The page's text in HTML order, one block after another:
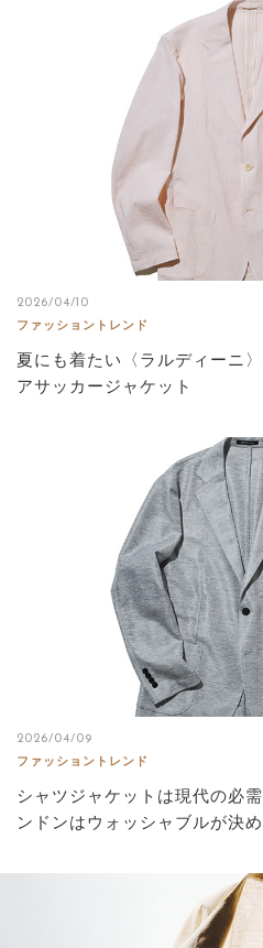
2026/04/10
ファッショントレンド
夏にも着たい〈ラルディーニ
アサッカージャケット
2026/04/09
ファッショントレンド
シャツジャケットは現代の必
ンドンはウォッシャブルが決